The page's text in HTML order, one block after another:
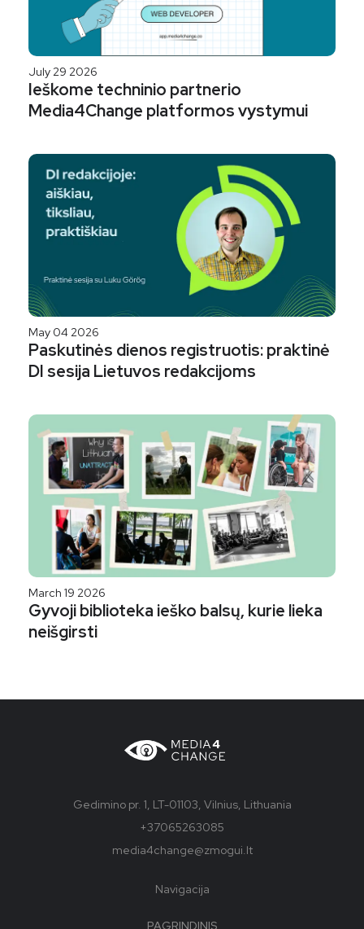
July 29 2026
Ieškome techninio partnerio
Media4Change platformos vystymui
May 04 2026
Paskutinės dienos registruotis: praktinė
DI sesija Lietuvos redakcijoms
March 19 2026
Gyvoji biblioteka ieško balsų, kurie lieka
neišgirsti
Gedimino pr. 1, LT-01103, Vilnius, Lithuania
+37065263085
media4change@zmogui.lt
Navigacija
PAGRINDINIS